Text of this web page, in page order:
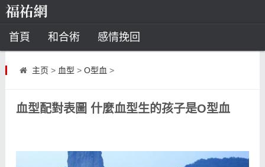
首頁 和合術 感情挽回
道教法事
星座
主页 > 血型 > O型血 >
血型配對表圖 什麼血型生的孩子是O型血